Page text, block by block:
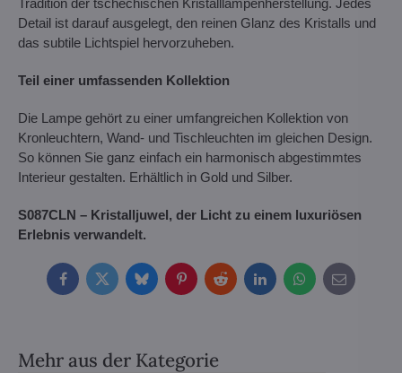
Tradition der tschechischen Kristalllampenherstellung. Jedes
Detail ist darauf ausgelegt, den reinen Glanz des Kristalls und
das subtile Lichtspiel hervorzuheben.
Teil einer umfassenden Kollektion
Die Lampe gehört zu einer umfangreichen Kollektion von
Kronleuchtern, Wand- und Tischleuchten im gleichen Design.
So können Sie ganz einfach ein harmonisch abgestimmtes
Interieur gestalten. Erhältlich in Gold und Silber.
S087CLN – Kristalljuwel, der Licht zu einem luxuriösen
Erlebnis verwandelt.
FacebookTwitterBlueskyPinterestRedditLinkedInWhatsApp
E-
mail
Mehr aus der Kategorie